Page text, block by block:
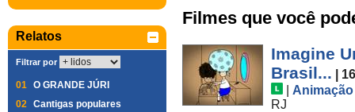
Relatos
Filtrar por
01 O GRANDE JÚRI
02 Cantigas populares
Filmes que você
Imagine
Brasil...
|
Animação
RJ